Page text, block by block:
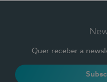
Quer receber a